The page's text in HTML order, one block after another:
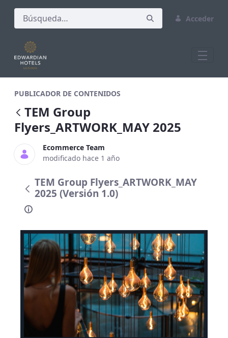
Acceder
PUBLICADOR DE CONTENIDOS
TEM Group
Flyers_ARTWORK_MAY 2025
Ecommerce Team
modificado hace 1 año
TEM Group Flyers_ARTWORK_MAY
2025 (Versión 1.0)